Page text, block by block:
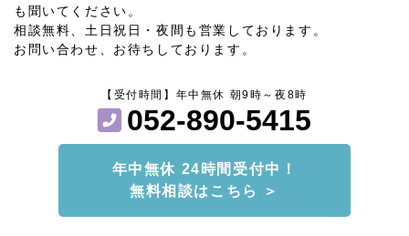
も聞いてください。
相談無料、土日祝日・夜間も営業しております。
お問い合わせ、お待ちしております。
【受付時間】年中無休 朝9時～夜8時
052-890-5415
年中無休 24時間受付中！
無料相談はこちら ＞